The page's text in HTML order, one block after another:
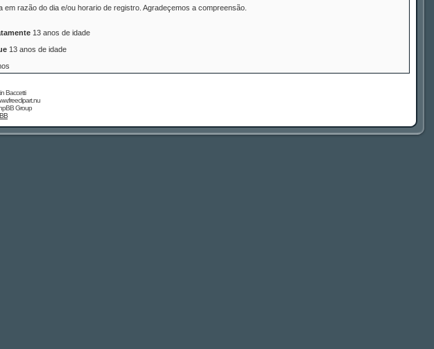
em razão do dia e/ou horario de registro. Agradeçemos a compreensão.
13 anos de idade
13 anos de idade
Baccetti
Group